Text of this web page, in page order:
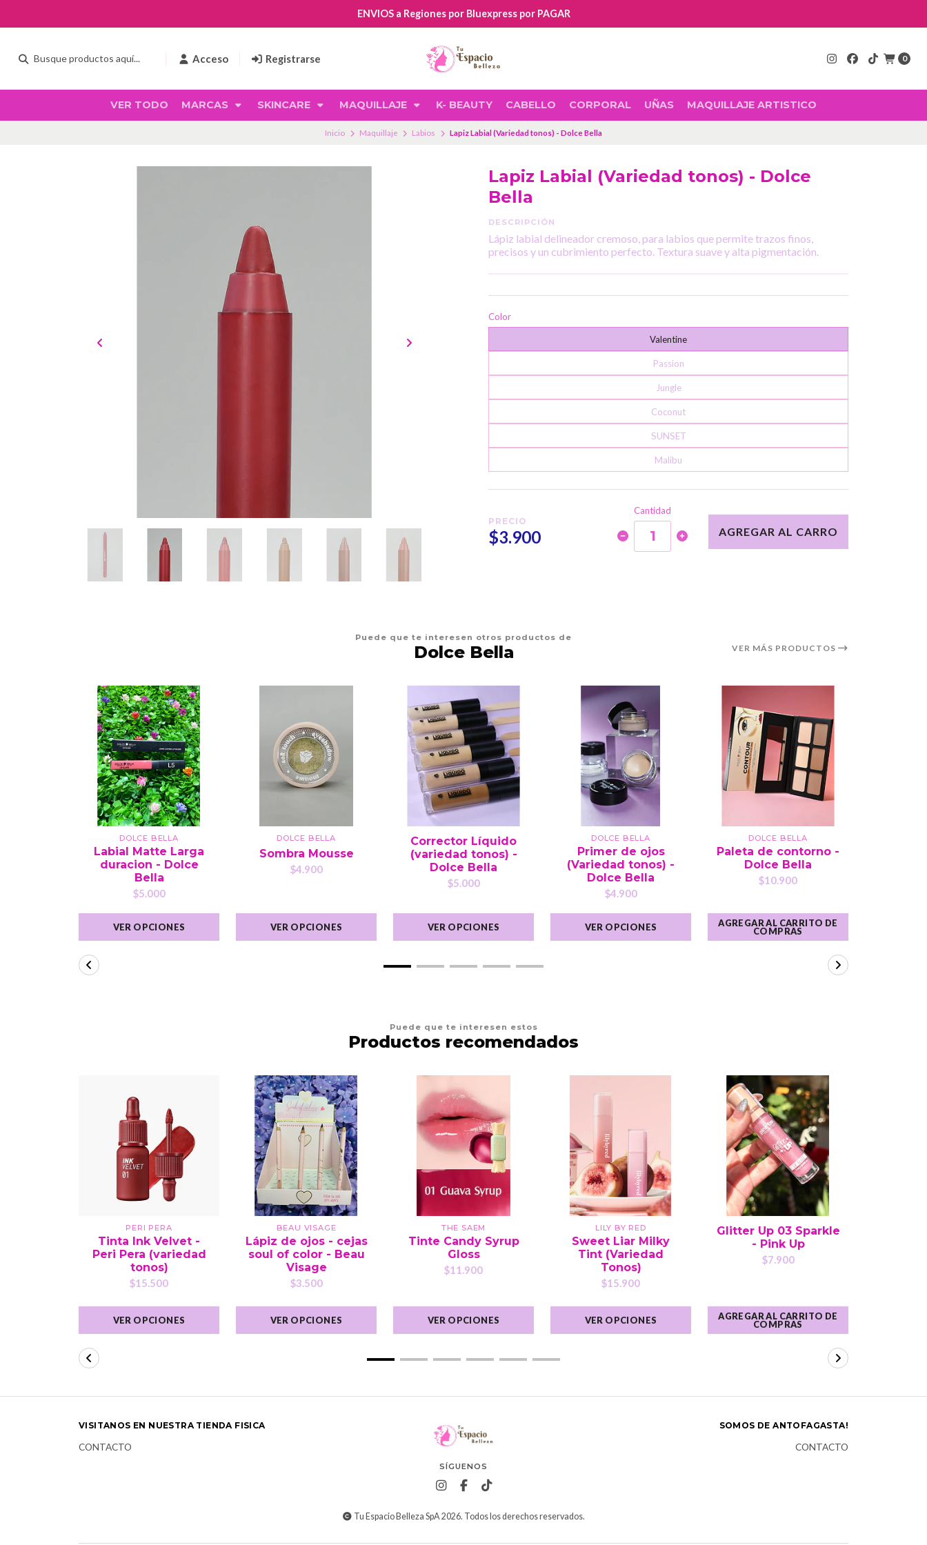
Acceso Registrarse 0
VER TODO MARCAS SKINCARE MAQUILLAJE K- BEAUTY CABELLO CORPORAL UÑAS MAQUILLAJE ARTISTICO
ENVIOS a Regiones por Bluexpress por PAGAR
Inicio Maquillaje Labios Lapiz Labial (Variedad tonos) - Dolce Bella
Lapiz Labial (Variedad tonos) - Dolce
Bella
DESCRIPCIÓN
Lápiz labial delineador cremoso, para labios que permite trazos finos,
precisos y un cubrimiento perfecto. Textura suave y alta pigmentación.
Color
Valentine
Passion
Jungle
Coconut
SUNSET
Malibu
PRECIO
$3.900
Cantidad
AGREGAR AL CARRO
Puede que te interesen otros productos de
Dolce Bella VER MÁS PRODUCTOS
DOLCE BELLA
Labial Matte Larga
duracion - Dolce
Bella
$5.000
VER OPCIONES
DOLCE BELLA
Sombra Mousse
$4.900
VER OPCIONES
Corrector Líquido
(variedad tonos) -
Dolce Bella
$5.000
VER OPCIONES
DOLCE BELLA
Primer de ojos
(Variedad tonos) -
Dolce Bella
$4.900
VER OPCIONES
DOLCE BELLA
Paleta de contorno -
Dolce Bella
$10.900
AGREGAR AL CARRITO DE
COMPRAS
Puede que te interesen estos
Productos recomendados
PERI PERA
Tinta Ink Velvet -
Peri Pera (variedad
tonos)
$15.500
VER OPCIONES
BEAU VISAGE
Lápiz de ojos - cejas
soul of color - Beau
Visage
$3.500
VER OPCIONES
THE SAEM
Tinte Candy Syrup
Gloss
$11.900
VER OPCIONES
LILY BY RED
Sweet Liar Milky
Tint (Variedad
Tonos)
$15.900
VER OPCIONES
Glitter Up 03 Sparkle
- Pink Up
$7.900
AGREGAR AL CARRITO DE
COMPRAS
SÍGUENOS
Tu Espacio Belleza SpA 2026. Todos los derechos reservados.
VISITANOS EN NUESTRA TIENDA FISICA
CONTACTO
SOMOS DE ANTOFAGASTA!
CONTACTO